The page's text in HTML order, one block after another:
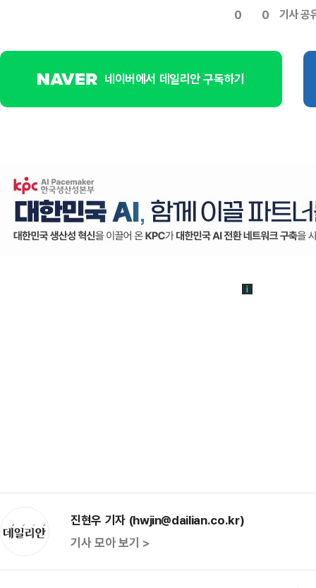
0 0 기사 공
네이버에서 데일리안 구독하기
진현우 기자 (hwjin@dailian.co.kr)
기사 모아 보기 >